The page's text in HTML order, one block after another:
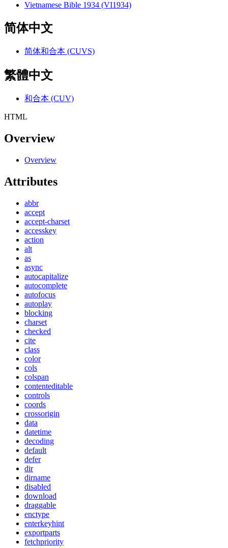
Vietnamese Bible 1934 (VI1934)
简体中文
简体和合本 (CUVS)
繁體中文
和合本 (CUV)
HTML
Overview
Overview
Attributes
abbr
accept
accept-charset
accesskey
action
alt
as
async
autocapitalize
autocomplete
autofocus
autoplay
blocking
charset
checked
cite
class
color
cols
colspan
contenteditable
controls
coords
crossorigin
data
datetime
decoding
default
defer
dir
dirname
disabled
download
draggable
enctype
enterkeyhint
exportparts
fetchpriority